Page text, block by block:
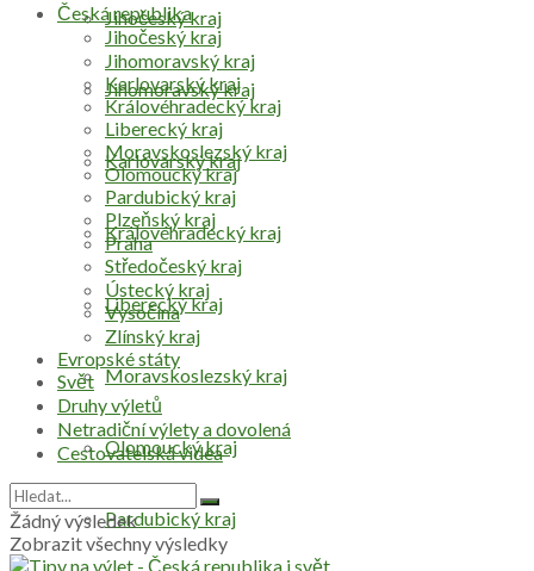
Jihočeský kraj
Jihomoravský kraj
Karlovarský kraj
Královéhradecký kraj
Liberecký kraj
Moravskoslezský kraj
Olomoucký kraj
Pardubický kraj
Česká republika
Jihočeský kraj
Jihomoravský kraj
Karlovarský kraj
Královéhradecký kraj
Liberecký kraj
Moravskoslezský kraj
Olomoucký kraj
Pardubický kraj
Plzeňský kraj
Praha
Středočeský kraj
Ústecký kraj
Vysočina
Zlínský kraj
Evropské státy
Svět
Druhy výletů
Netradiční výlety a dovolená
Cestovatelská videa
Žádný výsledek
Zobrazit všechny výsledky